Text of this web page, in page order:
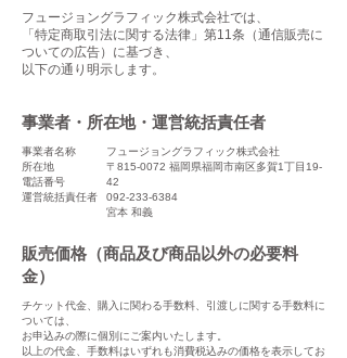
フュージョングラフィック株式会社では、
「特定商取引法に関する法律」第11条（通信販売に
ついての広告）に基づき、
以下の通り明示します。
事業者・所在地・運営統括責任者
事業者名称
所在地
電話番号
運営統括責任者
フュージョングラフィック株式会社
〒815-0072 福岡県福岡市南区多賀1丁目19-
42
092-233-6384
宮本 和義
販売価格（商品及び商品以外の必要料
金）
チケット代金、購入に関わる手数料、引渡しに関する手数料に
ついては、
お申込みの際に個別にご案内いたします。
以上の代金、手数料はいずれも消費税込みの価格を表示してお